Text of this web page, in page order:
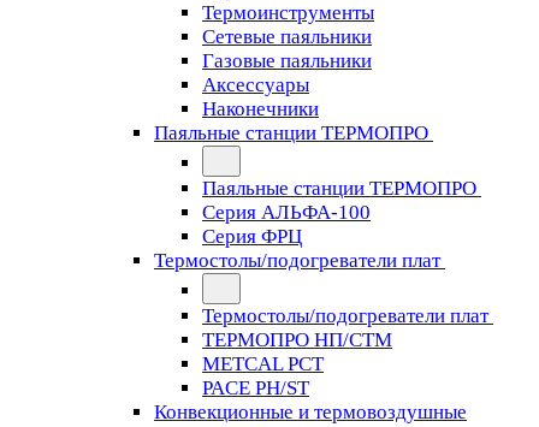
Термоинструменты
Сетевые паяльники
Газовые паяльники
Аксессуары
Наконечники
Паяльные станции ТЕРМОПРО
Паяльные станции ТЕРМОПРО
Серия АЛЬФА-100
Серия ФРЦ
Термостолы/подогреватели плат
Термостолы/подогреватели плат
ТЕРМОПРО НП/СТМ
METCAL PCT
PACE PH/ST
Конвекционные и термовоздушные